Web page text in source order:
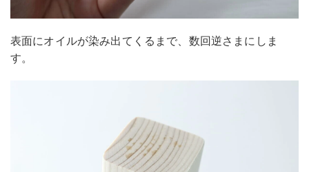
表面にオイルが染み出てくるまで、数回逆さまにしま
す。